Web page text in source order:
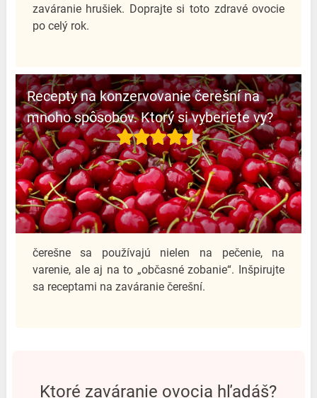
zaváranie hrušiek. Doprajte si toto zdravé ovocie
po celý rok.
Recepty na konzervovanie čerešní na
mnoho spôsobov. Ktorý si vyberiete vy?
čerešne sa používajú nielen na pečenie, na
varenie, ale aj na to „občasné zobanie“. Inšpirujte
sa receptami na zaváranie čerešní.
ktoré zaváranie ovocia hľadáš?